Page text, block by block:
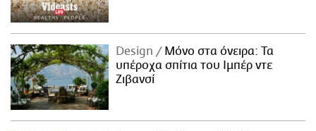
Design
Μόνο στα όνειρα: Τα
υπέροχα σπίτια του Ιμπέρ ντε
Ζιβανσί